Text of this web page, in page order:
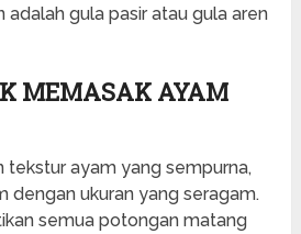
adalah gula pasir atau gula aren
MEMASAK AYAM
tekstur ayam yang sempurna,
dengan ukuran yang seragam.
semua potongan matang